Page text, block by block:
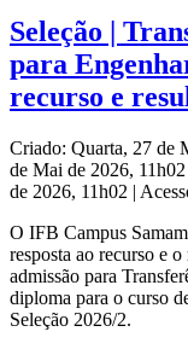
Seleção |
para
recurso e
Criado: Quarta, 27 de
de Mai de 2026, 11h02
de 2026, 11h02 |
O IFB Campus
resposta ao recurso e
admissão para
diploma para o curso
Seleção 2026/2.